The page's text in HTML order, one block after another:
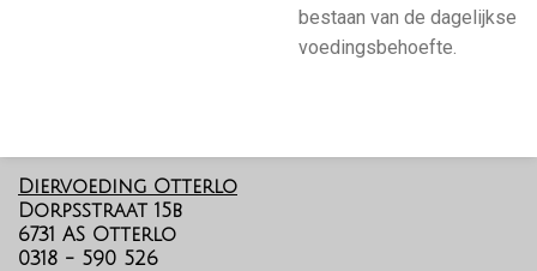
bestaan van de dagelijkse
voedingsbehoefte.
Diervoeding Otterlo
Dorpsstraat 15b
6731 AS Otterlo
0318 - 590 526